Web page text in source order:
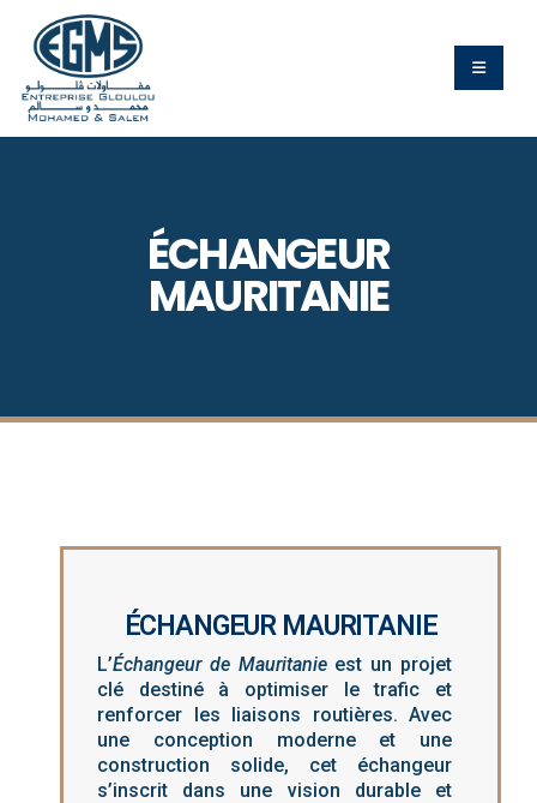
ÉCHANGEUR
MAURITANIE
ÉCHANGEUR MAURITANIE
L’Échangeur de Mauritanieest un projet
clé destiné à optimiser le trafic et
renforcer les liaisons routières. Avec
une conception moderne et une
construction solide, cet échangeur
s’inscrit dans une vision durable et